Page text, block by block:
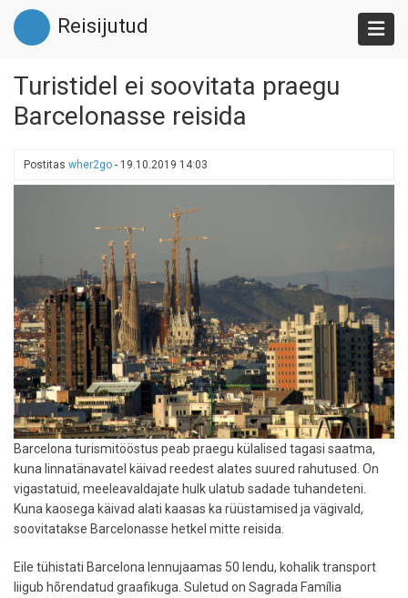
Liigu
edasi
põhisisu
Reisijutud
Turistidel ei soovitata praegu
Barcelonasse reisida
Postitas wher2go - 19.10.2019 14:03
Barcelona turismitööstus peab praegu külalised tagasi saatma,
kuna linnatänavatel käivad reedest alates suured rahutused. On
vigastatuid, meeleavaldajate hulk ulatub sadade tuhandeteni.
Kuna kaosega käivad alati kaasas ka rüüstamised ja vägivald,
soovitatakse Barcelonasse hetkel mitte reisida.
Eile tühistati Barcelona lennujaamas 50 lendu, kohalik transport
liigub hõrendatud graafikuga. Suletud on Sagrada Família